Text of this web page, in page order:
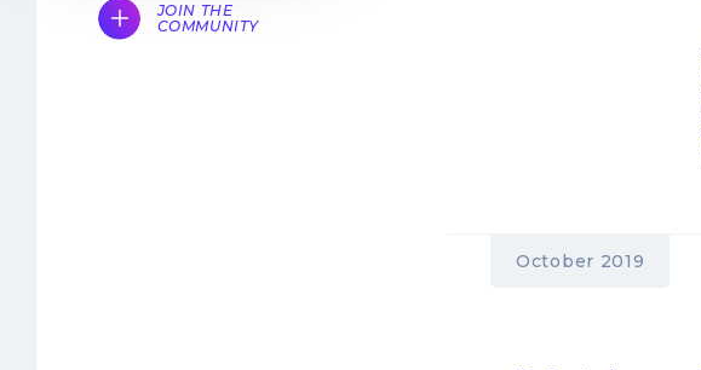
JOIN THE
COMMUNITY
October 2019